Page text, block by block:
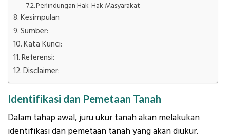
Perlindungan Hak-Hak Masyarakat
Kesimpulan
Sumber:
Kata Kunci:
Referensi:
Disclaimer:
Identifikasi dan Pemetaan Tanah
Dalam tahap awal, juru ukur tanah akan melakukan
identifikasi dan pemetaan tanah yang akan diukur.